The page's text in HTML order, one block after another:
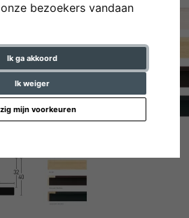
bezoekers vandaan
Ik ga akkoord
Ik weiger
mijn voorkeuren